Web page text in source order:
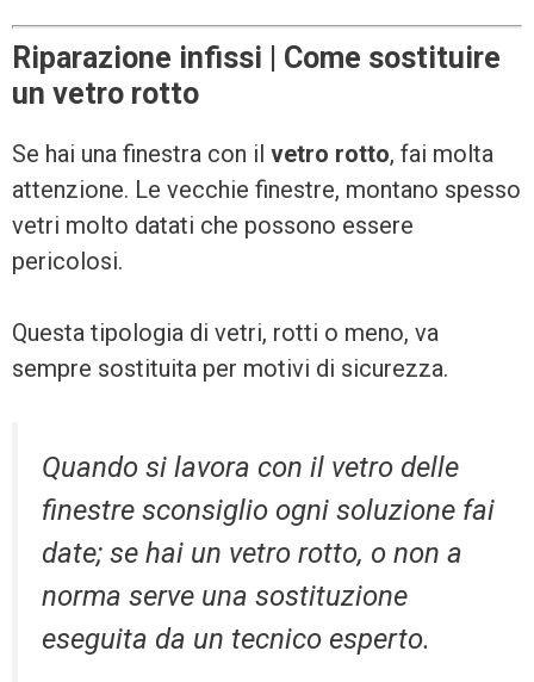
Riparazione infissi | Come sostituire
un vetro rotto
Se hai una finestra con il vetro rotto, fai molta
attenzione. Le vecchie finestre, montano spesso
vetri molto datati che possono essere
pericolosi.
Questa tipologia di vetri, rotti o meno, va
sempre sostituita per motivi di sicurezza.
Quando si lavora con il vetro delle
finestre sconsiglio ogni soluzione fai
date; se hai un vetro rotto, o non a
norma serve una sostituzione
eseguita da un tecnico esperto.